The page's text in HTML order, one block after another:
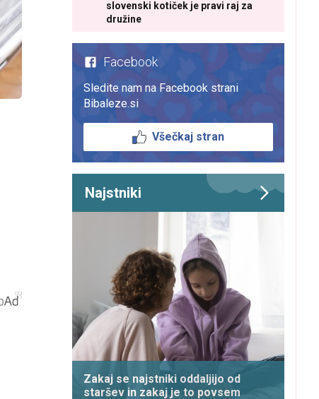
slovenski kotiček je pravi raj za
družine
Facebook
Sledite nam na Facebook strani
Bibaleze.si
Všečkaj stran
Najstniki
Zakaj se najstniki oddaljijo od
staršev in zakaj je to povsem